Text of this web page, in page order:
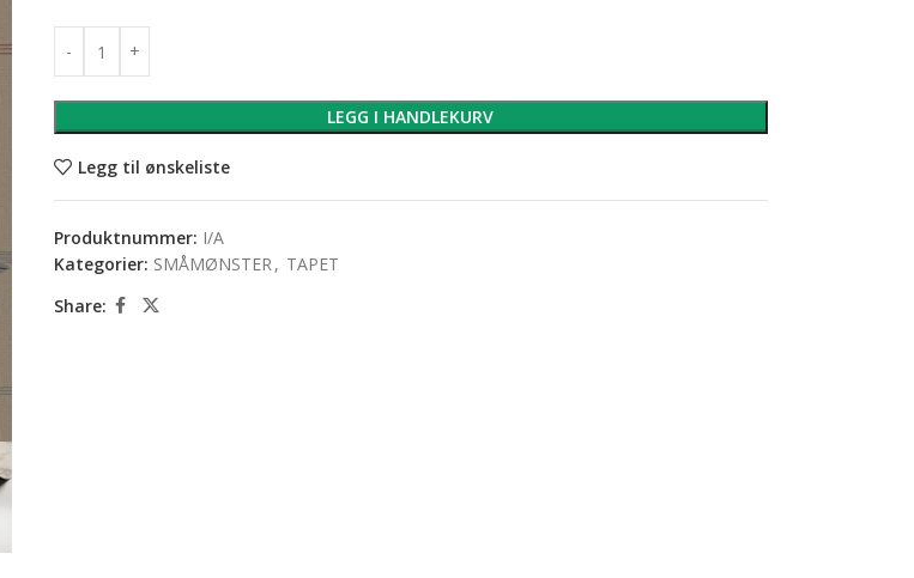
LEGG I HANDLEKURV
Legg til ønskeliste
Produktnummer: I/A
Kategorier: SMÅMØNSTER, TAPET
Share: